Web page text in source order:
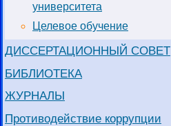
университета
Целевое обучение
ДИССЕРТАЦИОННЫЙ СОВЕТ
БИБЛИОТЕКА
ЖУРНАЛЫ
Противодействие коррупции